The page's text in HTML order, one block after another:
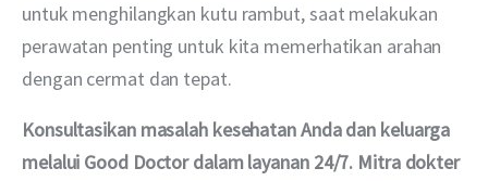
untuk menghilangkan kutu rambut, saat melakukan
perawatan penting untuk kita memerhatikan arahan
dengan cermat dan tepat.
Konsultasikan masalah kesehatan Anda dan keluarga
melalui Good Doctor dalam layanan 24/7. Mitra dokter